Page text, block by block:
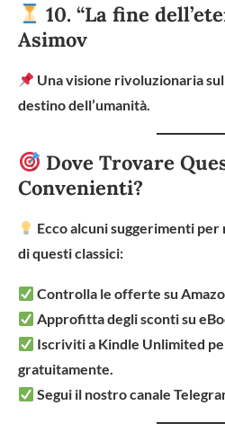
10. “La fine
Asimov
Una visione rivoluzionaria
destino dell’umanità.
Dove Trovare
Convenienti?
Ecco alcuni suggerimenti
di questi classici:
Controlla le offerte su
Approfitta degli sconti su
Iscriviti a Kindle Unlimited
gratuitamente.
Segui il nostro canale